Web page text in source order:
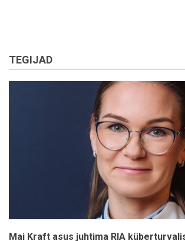
TEGIJAD
Mai Kraft asus juhtima RIA